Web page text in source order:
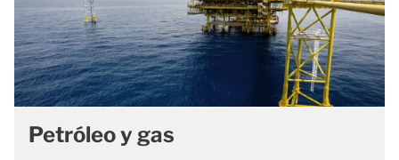
Petróleo y gas